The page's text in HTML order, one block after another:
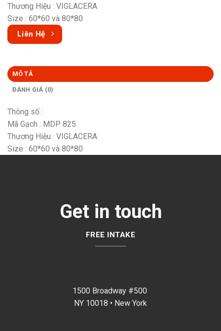
Thương Hiệu : VIGLACERA
Size : 60*60 và 80*80
Liên Hệ
MÔ TẢ
ĐÁNH GIÁ (0)
Thông số :
Mã Gạch : MDP 825
Thương Hiệu : VIGLACERA
Size : 60*60 và 80*80
Get in touch
FREE INTAKE
1500 Broadway #500
NY 10018 • New York